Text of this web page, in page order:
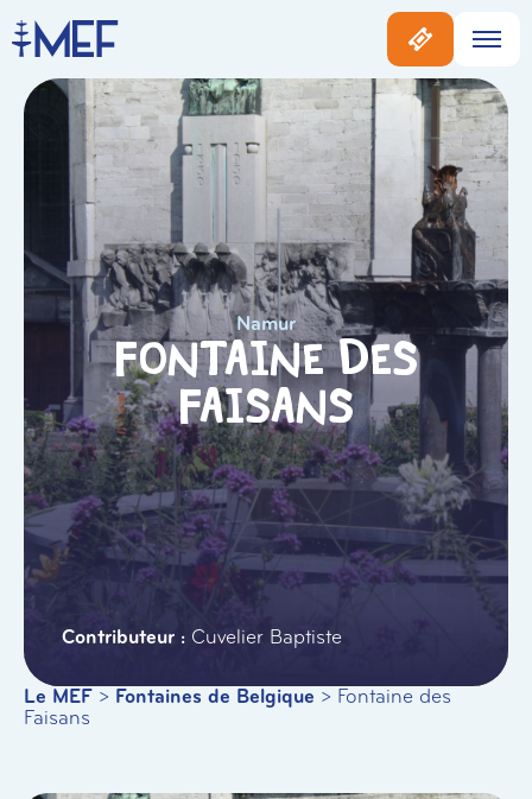
Namur
Fontaine des
Faisans
Cuvelier Baptiste
Le MEF > Fontaines de Belgique > Fontaine des
Faisans